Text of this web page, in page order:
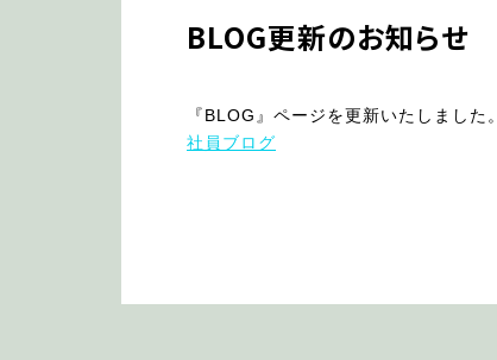
BLOG更新のお知らせ
『BLOG』ページを更新いたしました。
社員ブログ